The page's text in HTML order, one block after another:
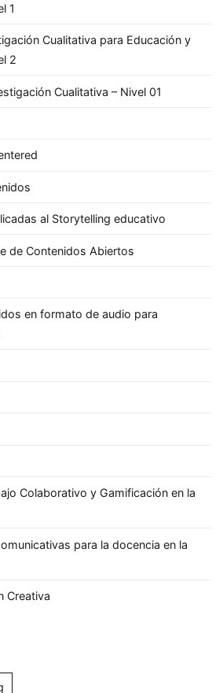
1
Cualitativa para Educación y
2
Cualitativa – Nivel 01
al Storytelling educativo
de Contenidos Abiertos
en formato de audio para
Colaborativo y Gamificación en la
para la docencia en la
Creativa